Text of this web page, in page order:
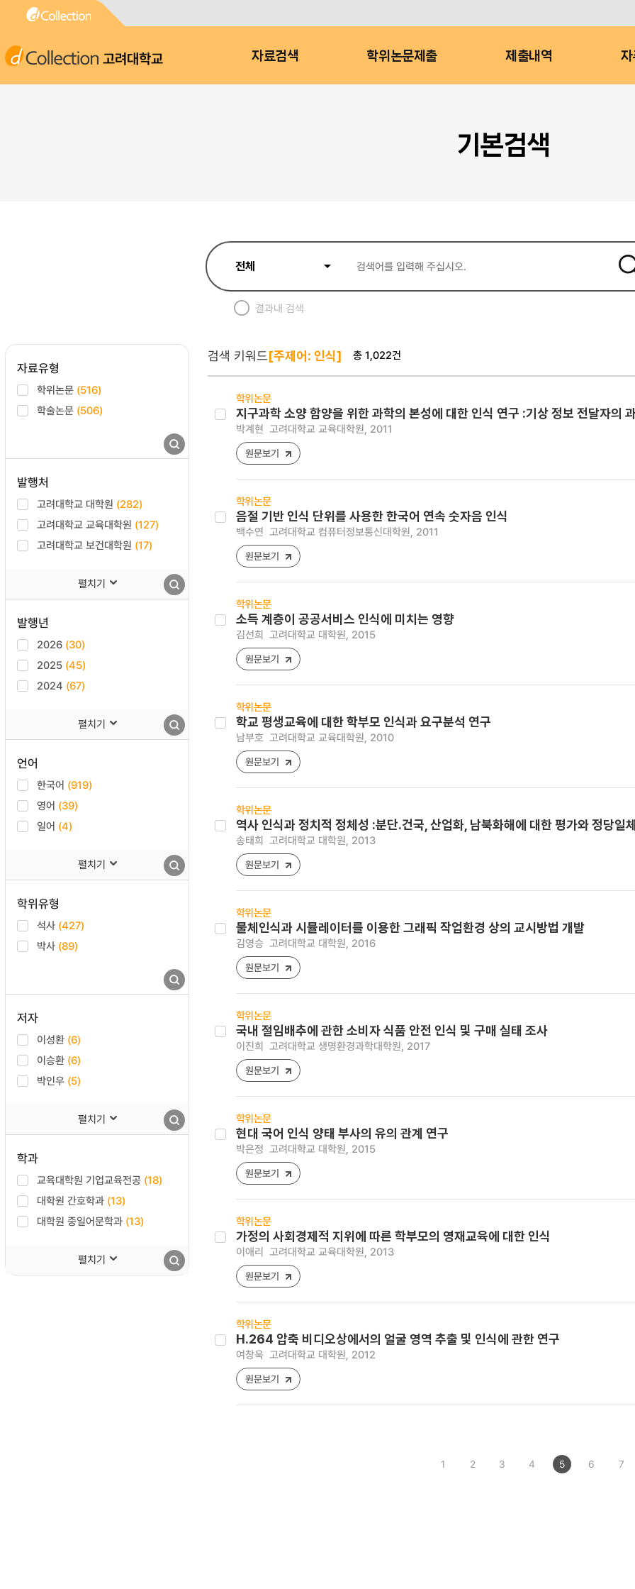
고려대학교 자료검색 학위논문제출 제출내역 자
기본검색
결과내 검색
자료유형
학위논문 (516)
학술논문 (506)
발행처
고려대학교 대학원 (282)
고려대학교 교육대학원 (127)
고려대학교 보건대학원 (17)
펼치기
발행년
2026 (30)
2025 (45)
2024 (67)
펼치기
언어
한국어 (919)
영어 (39)
일어 (4)
펼치기
학위유형
석사 (427)
박사 (89)
저자
이성환 (6)
이승환 (6)
박인우 (5)
펼치기
학과
교육대학원 기업교육전공 (18)
대학원 간호학과 (13)
대학원 중일어문학과 (13)
펼치기
검색 키워드[주제어: 인식] 총 1,022건
학위논문
지구과학 소양 함양을 위한 과학의 본성에 대한 인식 연구 :기상 정보 전달자의
박계현 고려대학교 교육대학원, 2011
원문보기
학위논문
음절 기반 인식 단위를 사용한 한국어 연속 숫자음 인식
백수연 고려대학교 컴퓨터정보통신대학원, 2011
원문보기
학위논문
소득 계층이 공공서비스 인식에 미치는 영향
김선희 고려대학교 대학원, 2015
원문보기
학위논문
학교 평생교육에 대한 학부모 인식과 요구분석 연구
남부호 고려대학교 교육대학원, 2010
원문보기
학위논문
역사 인식과 정치적 정체성 :분단․건국, 산업화, 남북화해에 대한 평가와 정당일
송태희 고려대학교 대학원, 2013
원문보기
학위논문
물체인식과 시뮬레이터를 이용한 그래픽 작업환경 상의 교시방법 개발
김영승 고려대학교 대학원, 2016
원문보기
학위논문
국내 절임배추에 관한 소비자 식품 안전 인식 및 구매 실태 조사
이진희 고려대학교 생명환경과학대학원, 2017
원문보기
학위논문
현대 국어 인식 양태 부사의 유의 관계 연구
박은정 고려대학교 대학원, 2015
원문보기
학위논문
가정의 사회경제적 지위에 따른 학부모의 영재교육에 대한 인식
이애리 고려대학교 교육대학원, 2013
원문보기
학위논문
H.264 압축 비디오상에서의 얼굴 영역 추출 및 인식에 관한 연구
여창욱 고려대학교 대학원, 2012
원문보기
1 2 3 4 5 6 7